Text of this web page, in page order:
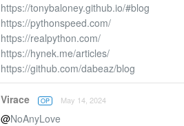
https://tonybaloney.github.io/#blog
https://pythonspeed.com/
https://realpython.com/
https://hynek.me/articles/
https://github.com/dabeaz/blog
Virace OP May 14, 2024
@NoAnyLove